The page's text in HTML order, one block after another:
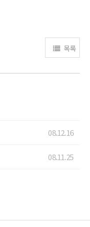
목록
08.12.16
08.11.25